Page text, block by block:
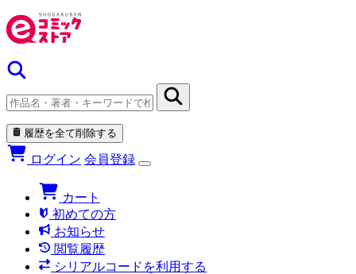
履歴を全て削除する
ログイン 会員登録
カート
初めての方
お知らせ
閲覧履歴
シリアルコードを利用する